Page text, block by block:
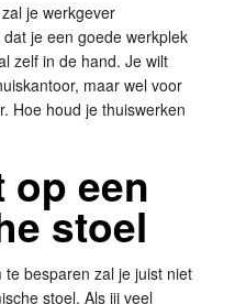
je werkgever
je een goede werkplek
zelf in de hand. Je wilt
maar wel voor
Hoe houd je thuiswerken
op een
stoel
besparen zal je juist niet
stoel. Als jij veel